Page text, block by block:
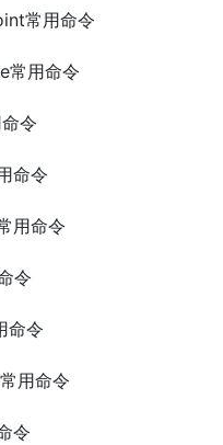
常用命令
用命令
令
命令
用命令
令
命令
用命令
令